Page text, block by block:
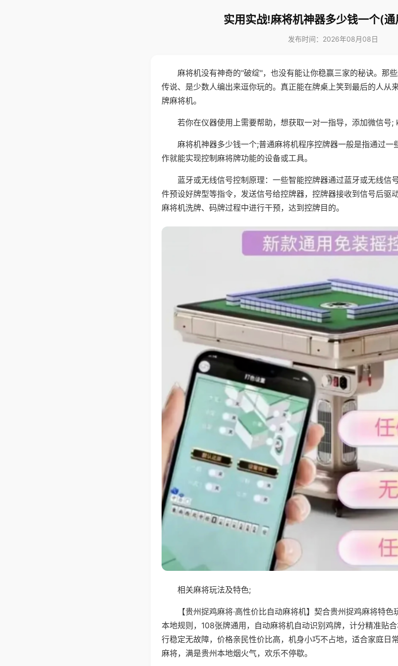
实用实战!麻将机神器多少钱一个(通
发布时间：2026年08月08日
麻将机没有神奇的"破绽"，也没有能让你稳赢三家的秘诀。那
传说、是少数人编出来逗你玩的。真正能在牌桌上笑到最后的人从
牌麻将机。
若你在仪器使用上需要帮助，想获取一对一指导，添加微信号;
麻将机神器多少钱一个;普通麻将机程序控牌器一般是指通过一
作就能实现控制麻将牌功能的设备或工具。
蓝牙或无线信号控制原理：一些智能控牌器通过蓝牙或无线信
件预设好牌型等指令，发送信号给控牌器，控牌器接收到信号后驱
麻将机洗牌、码牌过程中进行干预，达到控牌目的。
相关麻将玩法及特色;
【贵州捉鸡麻将·高性价比自动麻将机】契合贵州捉鸡麻将特
本地规则，108张牌通用，自动麻将机自动识别鸡牌，计分精准贴
行稳定无故障，价格亲民性价比高，机身小巧不占地，适合家庭日
麻将，满是贵州本地烟火气，欢乐不停歇。